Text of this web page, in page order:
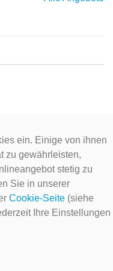
ein. Einige von ihnen
zu gewährleisten,
stetig zu
Sie in unserer
Cookie-Seite (siehe
Ihre Einstellungen